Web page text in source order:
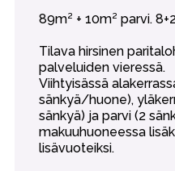
89m² + 10m² parvi.
Tilava hirsinen
palveluiden vieressä.
Viihtyisässä
sänkyä/huone),
sänkyä) ja parvi (2
makuuhuoneessa
lisävuoteiksi.